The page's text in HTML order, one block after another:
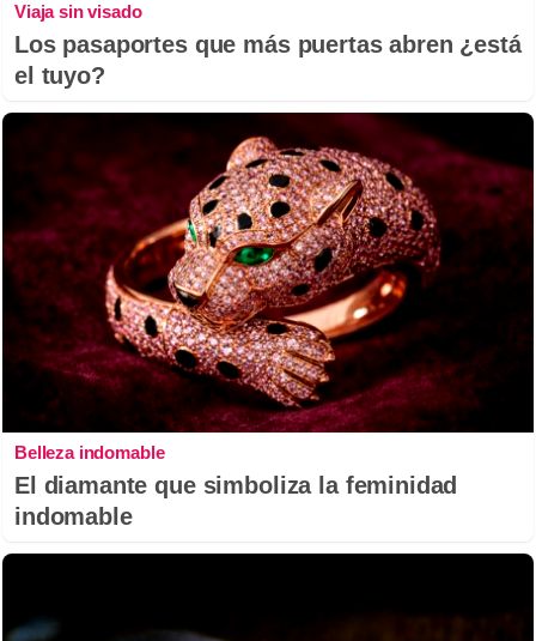
Viaja sin visado
Los pasaportes que más puertas abren ¿está
el tuyo?
Belleza indomable
El diamante que simboliza la feminidad
indomable